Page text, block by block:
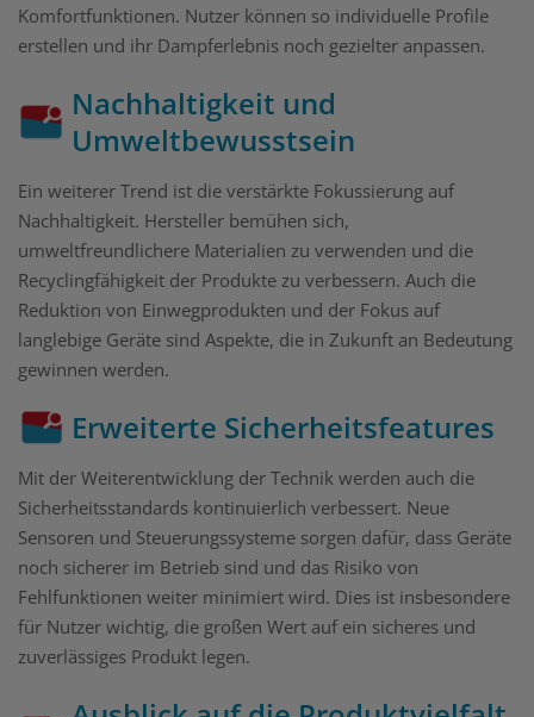
Komfortfunktionen. Nutzer können so individuelle Profile
erstellen und ihr Dampferlebnis noch gezielter anpassen.
Nachhaltigkeit und
Umweltbewusstsein
Ein weiterer Trend ist die verstärkte Fokussierung auf
Nachhaltigkeit. Hersteller bemühen sich,
umweltfreundlichere Materialien zu verwenden und die
Recyclingfähigkeit der Produkte zu verbessern. Auch die
Reduktion von Einwegprodukten und der Fokus auf
langlebige Geräte sind Aspekte, die in Zukunft an Bedeutung
gewinnen werden.
Erweiterte Sicherheitsfeatures
Mit der Weiterentwicklung der Technik werden auch die
Sicherheitsstandards kontinuierlich verbessert. Neue
Sensoren und Steuerungssysteme sorgen dafür, dass Geräte
noch sicherer im Betrieb sind und das Risiko von
Fehlfunktionen weiter minimiert wird. Dies ist insbesondere
für Nutzer wichtig, die großen Wert auf ein sicheres und
zuverlässiges Produkt legen.